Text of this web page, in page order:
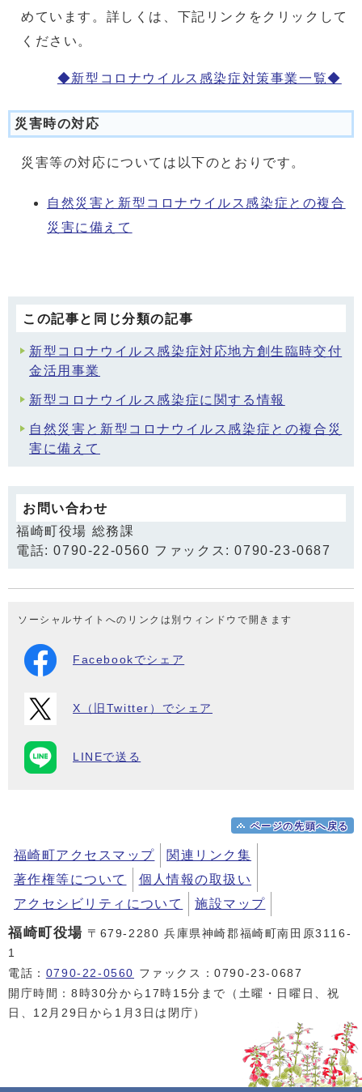
めています。詳しくは、下記リンクをクリックして
ください。
◆新型コロナウイルス感染症対策事業一覧◆
災害時の対応
災害等の対応については以下のとおりです。
自然災害と新型コロナウイルス感染症との複合
災害に備えて
この記事と同じ分類の記事
新型コロナウイルス感染症対応地方創生臨時交付
金活用事業
新型コロナウイルス感染症に関する情報
自然災害と新型コロナウイルス感染症との複合災
害に備えて
お問い合わせ
福崎町役場 総務課
電話: 0790-22-0560 ファックス: 0790-23-0687
ソーシャルサイトへのリンクは別ウィンドウで開きます
Facebookでシェア
X（旧Twitter）でシェア
LINEで送る
ページの先頭へ戻る
福崎町アクセスマップ
関連リンク集
著作権等について
個人情報の取扱い
アクセシビリティについて
施設マップ
福崎町役場 〒679-2280 兵庫県神崎郡福崎町南田原3116-
1
電話： 0790-22-0560 ファックス：0790-23-0687
開庁時間：8時30分から17時15分まで（土曜・日曜日、祝
日、12月29日から1月3日は閉庁）